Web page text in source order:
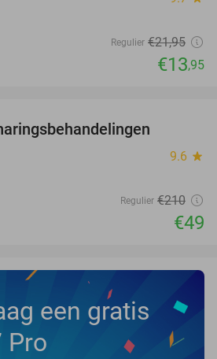
Regulier €21,95
€13,95
9.6 star
Regulier €210
€49
een gratis
Pro